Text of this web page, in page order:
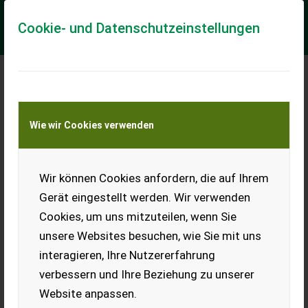
Cookie- und Datenschutzeinstellungen
Wie wir Cookies verwenden
Wir können Cookies anfordern, die auf Ihrem
Gerät eingestellt werden. Wir verwenden
Cookies, um uns mitzuteilen, wenn Sie
unsere Websites besuchen, wie Sie mit uns
interagieren, Ihre Nutzererfahrung
verbessern und Ihre Beziehung zu unserer
Website anpassen.
Meine Transportkostenanfrage
Transport von Land- und Baumaschinen –
KEINE Tiertransporte
Bressel & Lade GROßVOLUMENSCHAUFEL L
2,40 M | MERLO ZM2
Ballengabel / Dunggabel, Erdschaufel, Schnellwechselrahmen,
Ballenzange, Palettengabel ________ für Teleskoplader /
Merlo ZM2, Schaufeltiefe: 1...
EUR 2.124 inkl. 19% MwSt